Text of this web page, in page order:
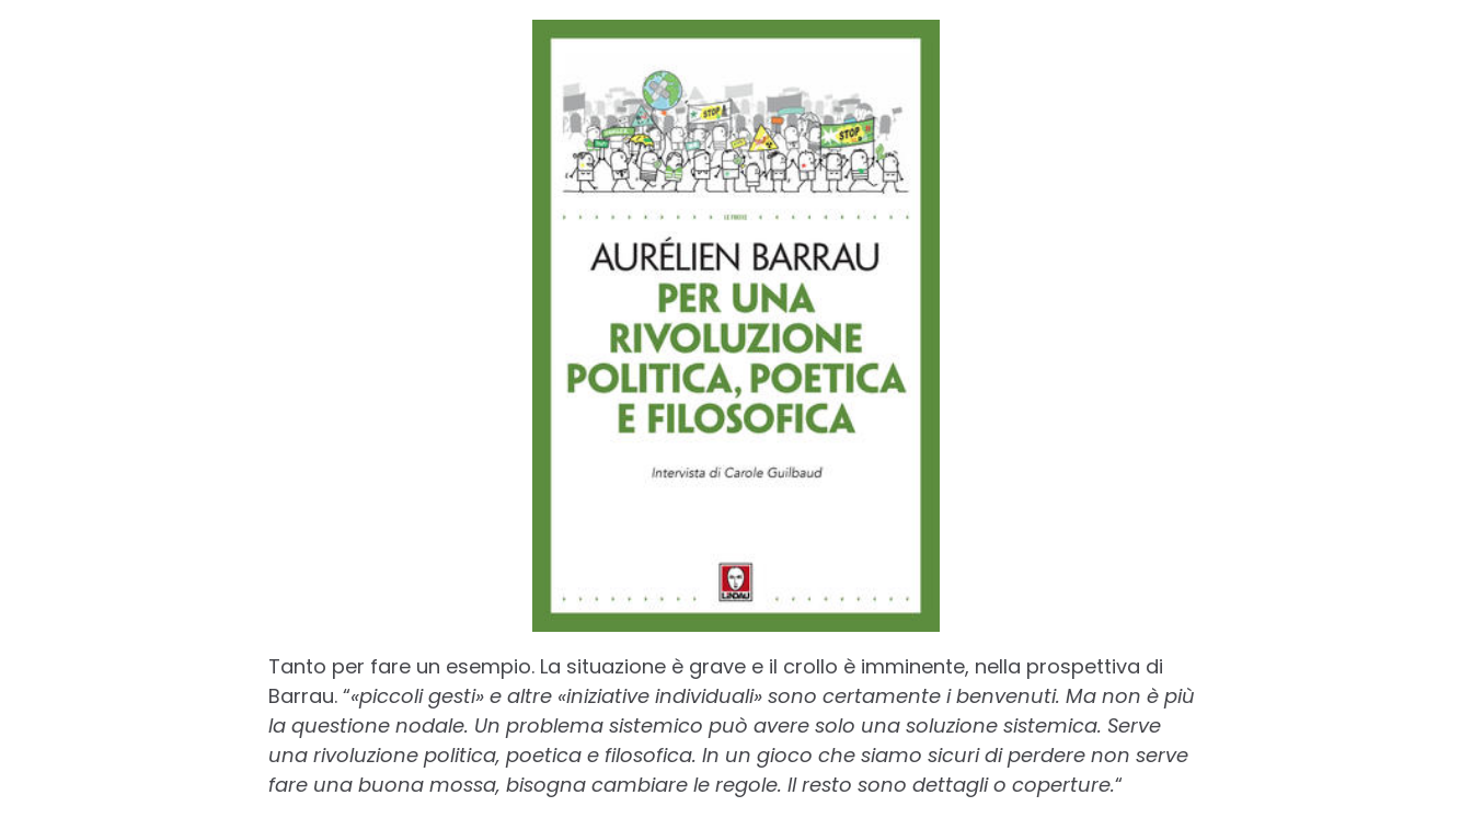
Tanto per fare un esempio. La situazione è grave e il crollo è imminente, nella prospettiva di
Barrau. “«piccoli gesti» e altre «iniziative individuali» sono certamente i benvenuti. Ma non è più
la questione nodale. Un problema sistemico può avere solo una soluzione sistemica. Serve
una rivoluzione politica, poetica e filosofica. In un gioco che siamo sicuri di perdere non serve
fare una buona mossa, bisogna cambiare le regole. Il resto sono dettagli o coperture.“